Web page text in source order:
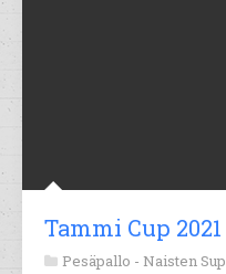
Tammi Cup
Pesäpallo - Naisten